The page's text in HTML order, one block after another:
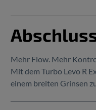
Mehr Flow. Mehr
Mit dem Turbo Levo R
einem breiten Grinsen